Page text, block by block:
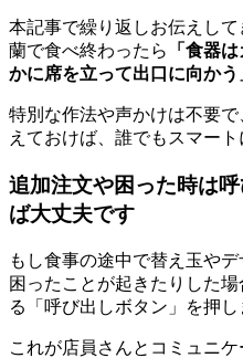
本記事で繰り返しお伝えし
蘭で食べ終わったら
「食器
かに席を立って出口に向かう
特別な作法や声かけは不要で
えておけば、誰でもスマー
追加注文や困った時は
ば大丈夫です
もし食事の途中で替え玉や
困ったことが起きたりした
る「呼び出しボタン」を押し
これが店員さんとコミュニ